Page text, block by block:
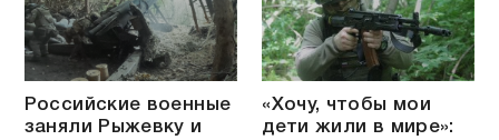
Российские военные
заняли Рыжевку и
«Хочу, чтобы мои
дети жили в мире»: